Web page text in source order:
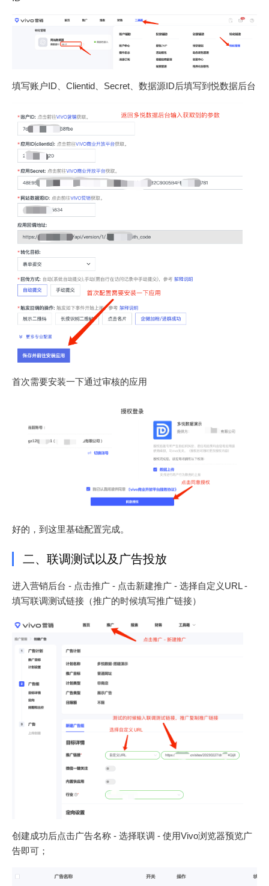
填写账户ID、Clientid、Secret、数据源ID后填写到悦数据后台
首次需要安装一下通过审核的应用
好的，到这里基础配置完成。
二、联调测试以及广告投放
进入营销后台 - 点击推广 - 点击新建推广 - 选择自定义URL -
填写联调测试链接（推广的时候填写推广链接）
创建成功后点击广告名称 - 选择联调 - 使用Vivo浏览器预览广
告即可；